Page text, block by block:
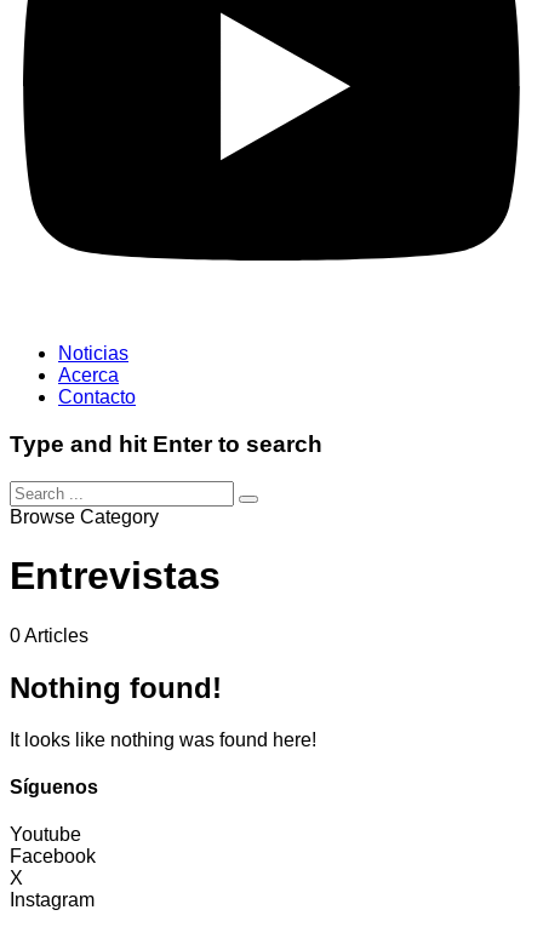
Noticias
Acerca
Contacto
Type and hit Enter to search
Browse Category
Entrevistas
0 Articles
Nothing found!
It looks like nothing was found here!
Síguenos
Youtube
Facebook
X
Instagram